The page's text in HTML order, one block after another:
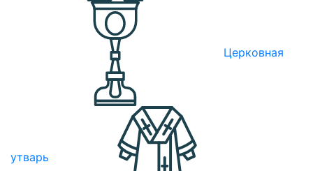
Церковная
утварь